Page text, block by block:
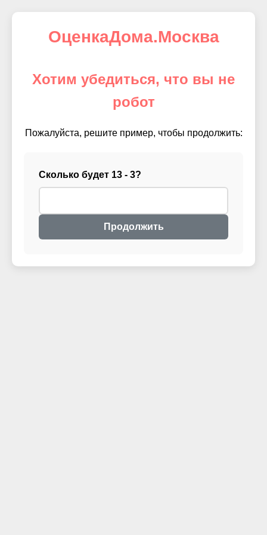
ОценкаДома.Москва
Хотим убедиться, что вы не
робот
Пожалуйста, решите пример, чтобы продолжить:
Сколько будет 13 - 3?
Продолжить